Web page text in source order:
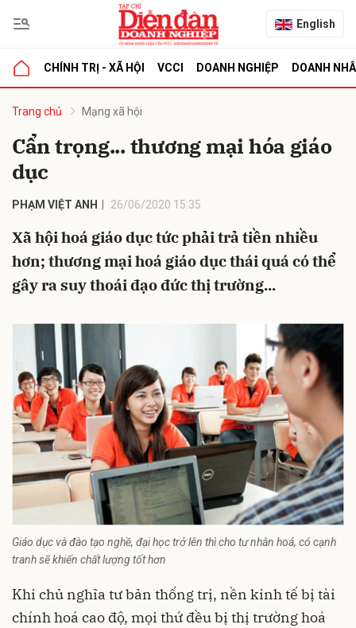
English
CHÍNH TRỊ - XÃ HỘI VCCI DOANH NGHIỆP DOANH
Trang chủ Mạng xã hội
Cẩn trọng... thương mại hóa giáo
dục
PHẠM VIỆT ANH 26/06/2020 15:35
Xã hội hoá giáo dục tức phải trả tiền nhiều
hơn; thương mại hoá giáo dục thái quá có thể
gây ra suy thoái đạo đức thị trường...
Giáo dục và đào tạo nghề, đại học trở lên thì cho tư nhân hoá, có cạnh
tranh sẽ khiến chất lượng tốt hơn
Khi chủ nghĩa tư bản thống trị, nền kinh tế bị tài
chính hoá cao độ, mọi thứ đều bị thị trường hoá
luận
Hủy